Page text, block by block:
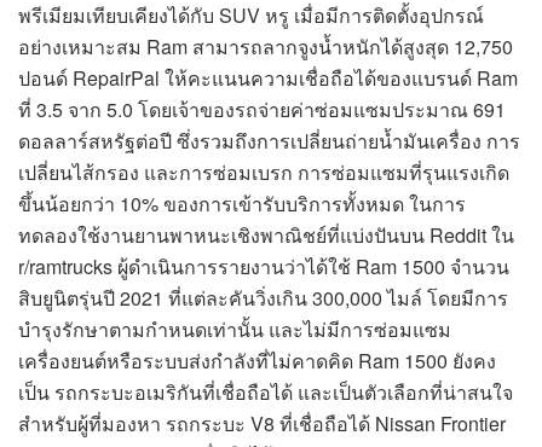
พรีเมียมเทียบเคียงได้กับ SUV หรู เมื่อมีการติดตั้งอุปกรณ์
อย่างเหมาะสม Ram สามารถลากจูงน้ำหนักได้สูงสุด 12,750
ปอนด์ RepairPal ให้คะแนนความเชื่อถือได้ของแบรนด์ Ram
ที่ 3.5 จาก 5.0 โดยเจ้าของรถจ่ายค่าซ่อมแซมประมาณ 691
ดอลลาร์สหรัฐต่อปี ซึ่งรวมถึงการเปลี่ยนถ่ายน้ำมันเครื่อง การ
เปลี่ยนไส้กรอง และการซ่อมเบรก การซ่อมแซมที่รุนแรงเกิด
ขึ้นน้อยกว่า 10% ของการเข้ารับบริการทั้งหมด ในการ
ทดลองใช้งานยานพาหนะเชิงพาณิชย์ที่แบ่งปันบน Reddit ใน
r/ramtrucks ผู้ดำเนินการรายงานว่าได้ใช้ Ram 1500 จำนวน
สิบยูนิตรุ่นปี 2021 ที่แต่ละคันวิ่งเกิน 300,000 ไมล์ โดยมีการ
บำรุงรักษาตามกำหนดเท่านั้น และไม่มีการซ่อมแซม
เครื่องยนต์หรือระบบส่งกำลังที่ไม่คาดคิด Ram 1500 ยังคง
เป็น รถกระบะอเมริกันที่เชื่อถือได้ และเป็นตัวเลือกที่น่าสนใจ
สำหรับผู้ที่มองหา รถกระบะ V8 ที่เชื่อถือได้ Nissan Frontier